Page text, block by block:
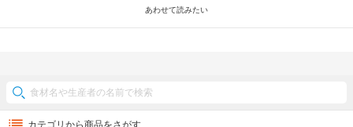
あわせて読みたい
カテゴリから商品をさがす